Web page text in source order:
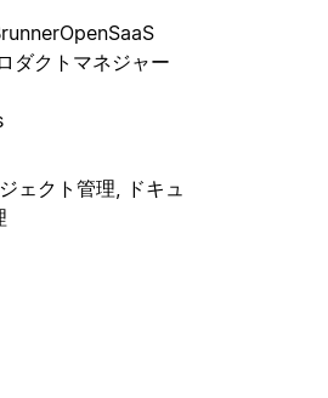
OpenSaaS
ダクトマネジャー
ェクト管理, ドキュ